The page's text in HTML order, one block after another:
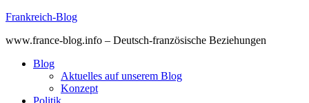
Skip
content
Frankreich-Blog
www.france-blog.info – Deutsch-französische Beziehungen
Blog
Aktuelles auf unserem Blog
Konzept
Politik